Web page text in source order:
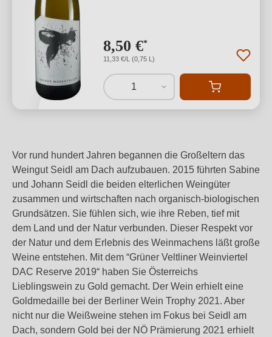
8,50 €*
11,33 €/L (0,75 L)
1
Vor rund hundert Jahren begannen die Großeltern das
Weingut Seidl am Dach aufzubauen. 2015 führten Sabine
und Johann Seidl die beiden elterlichen Weingüter
zusammen und wirtschaften nach organisch-biologischen
Grundsätzen. Sie fühlen sich, wie ihre Reben, tief mit
dem Land und der Natur verbunden. Dieser Respekt vor
der Natur und dem Erlebnis des Weinmachens läßt große
Weine entstehen. Mit dem “Grüner Veltliner Weinviertel
DAC Reserve 2019“ haben Sie Österreichs
Lieblingswein zu Gold gemacht. Der Wein erhielt eine
Goldmedaille bei der Berliner Wein Trophy 2021. Aber
nicht nur die Weißweine stehen im Fokus bei Seidl am
Dach, sondern Gold bei der NÖ Prämierung 2021 erhielt